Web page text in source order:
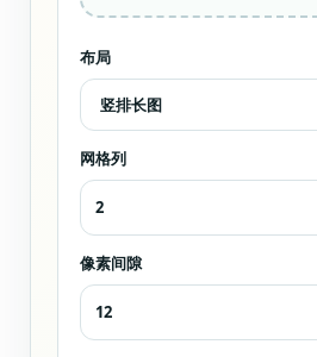
布局
网格列
像素间隙